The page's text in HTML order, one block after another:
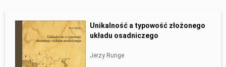
Unikalność a typowość złożonego
układu osadniczego
Jerzy Runge